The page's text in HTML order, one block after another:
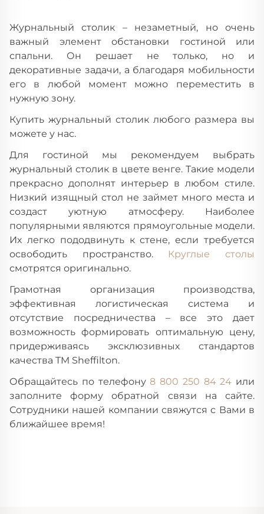
Журнальный столик – незаметный, но очень
важный элемент обстановки гостиной или
спальни. Он решает не только, но и
декоративные задачи, а благодаря мобильности
его в любой момент можно переместить в
нужную зону.
Купить журнальный столик любого размера вы
можете у нас.
Для гостиной мы рекомендуем выбрать
журнальный столик в цвете венге. Такие модели
прекрасно дополнят интерьер в любом стиле.
Низкий изящный стол не займет много места и
создаст уютную атмосферу. Наиболее
популярными являются прямоугольные модели.
Их легко пододвинуть к стене, если требуется
освободить пространство. Круглые столы
смотрятся оригинально.
Грамотная организация производства,
эффективная логистическая система и
отсутствие посредничества – все это дает
возможность формировать оптимальную цену,
придерживаясь эксклюзивных стандартов
качества TM Sheffilton.
Обращайтесь по телефону8 800 250 84 24 или
заполните форму обратной связи на сайте.
Сотрудники нашей компании свяжутся с Вами в
ближайшее время!